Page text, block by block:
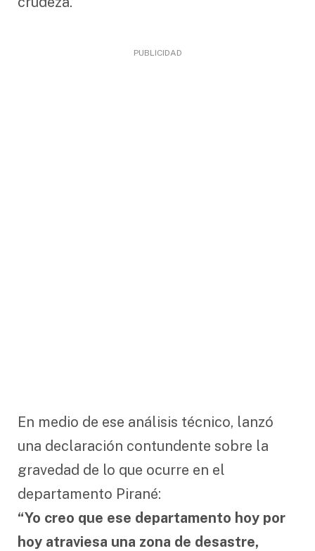
PUBLICIDAD
En medio de ese análisis técnico, lanzó
una declaración contundente sobre la
gravedad de lo que ocurre en el
departamento Pirané:
“Yo creo que ese departamento hoy por
hoy atraviesa una zona de desastre,